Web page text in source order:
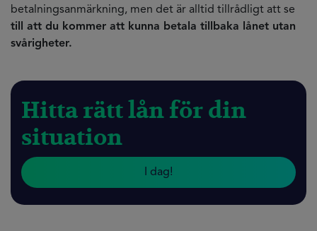
betalningsanmärkning, men det är alltid tillrådligt att se
till att du kommer att kunna betala tillbaka lånet utan
svårigheter.
Hitta rätt lån för din
situation
I dag!